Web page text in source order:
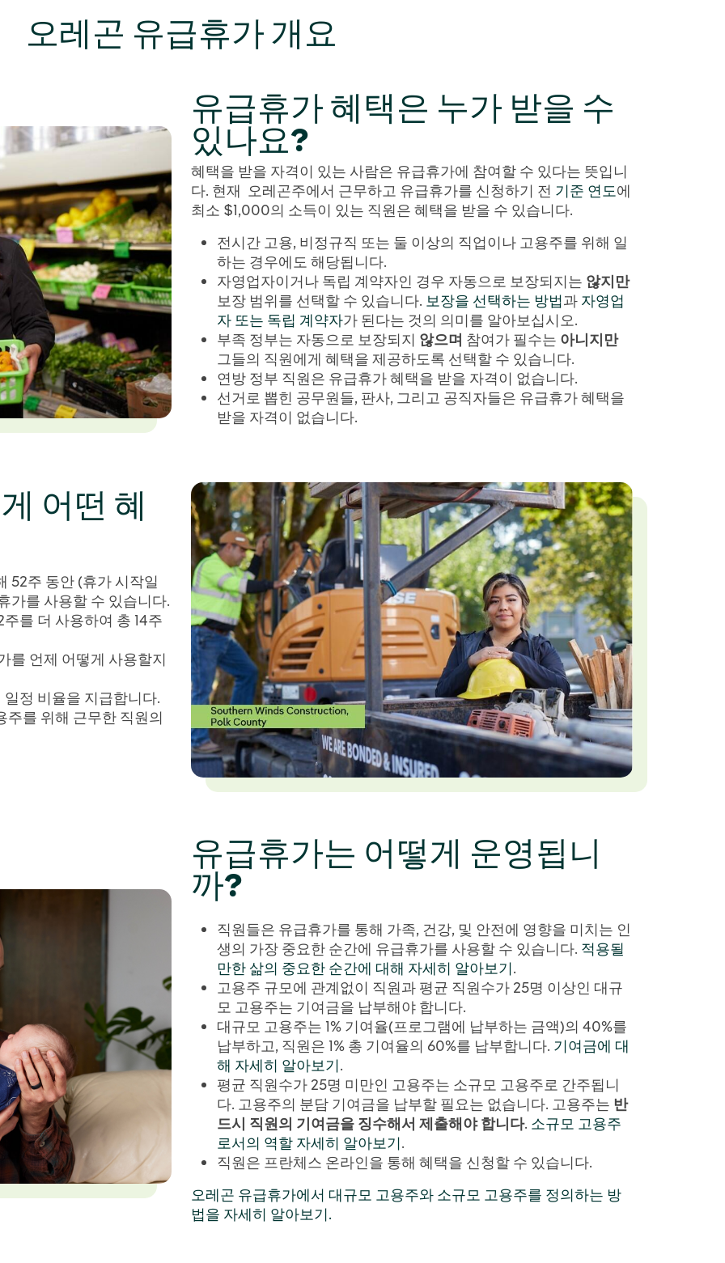
오레곤 유급휴가 개요
유급휴가 혜택은 누가 받을 수
있나요?
혜택을 받을 자격이 있는 사람은 유급휴가에 참여할 수 있다는 뜻입니
다. 현재 오레곤주에서 근무하고 유급휴가를 신청하기 전 기준 연도에
최소 $1,000의 소득이 있는 직원은 혜택을 받을 수 있습니다.
전시간 고용, 비정규직 또는 둘 이상의 직업이나 고용주를 위해 일
하는 경우에도 해당됩니다.
자영업자이거나 독립 계약자인 경우 자동으로 보장되지는 않지만
보장 범위를 선택할 수 있습니다. 보장을 선택하는 방법과 자영업
자 또는 독립 계약자가 된다는 것의 의미를 알아보십시오.
부족 정부는 자동으로 보장되지 않으며 참여가 필수는 아니지만
그들의 직원에게 혜택을 제공하도록 선택할 수 있습니다.
연방 정부 직원은 유급휴가 혜택을 받을 자격이 없습니다.
선거로 뽑힌 공무원들, 판사, 그리고 공직자들은 유급휴가 혜택을
받을 자격이 없습니다.
어떤 혜
52주 동안 (휴가 시작일
가를 사용할 수 있습니다.
를 더 사용하여 총 14주
를 언제 어떻게 사용할지
정 비율을 지급합니다.
를 위해 근무한 직원의
유급휴가는 어떻게 운영됩니
까?
직원들은 유급휴가를 통해 가족, 건강, 및 안전에 영향을 미치는 인
생의 가장 중요한 순간에 유급휴가를 사용할 수 있습니다. 적용될
만한 삶의 중요한 순간에 대해 자세히 알아보기.
고용주 규모에 관계없이 직원과 평균 직원수가 25명 이상인 대규
모 고용주는 기여금을 납부해야 합니다.
대규모 고용주는 1% 기여율(프로그램에 납부하는 금액)의 40%를
납부하고, 직원은 1% 총 기여율의 60%를 납부합니다. 기여금에 대
해 자세히 알아보기.
평균 직원수가 25명 미만인 고용주는 소규모 고용주로 간주됩니
다. 고용주의 분담 기여금을 납부할 필요는 없습니다. 고용주는 반
드시 직원의 기여금을 징수해서 제출해야 합니다. 소규모 고용주
로서의 역할 자세히 알아보기.
직원은 프란체스 온라인을 통해 혜택을 신청할 수 있습니다.
오레곤 유급휴가에서 대규모 고용주와 소규모 고용주를 정의하는 방
법을 자세히 알아보기.